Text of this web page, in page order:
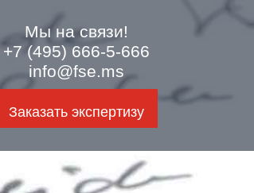
Мы на связи!
+7 (495) 666-5-666
info@fse.ms
Заказать экспертизу